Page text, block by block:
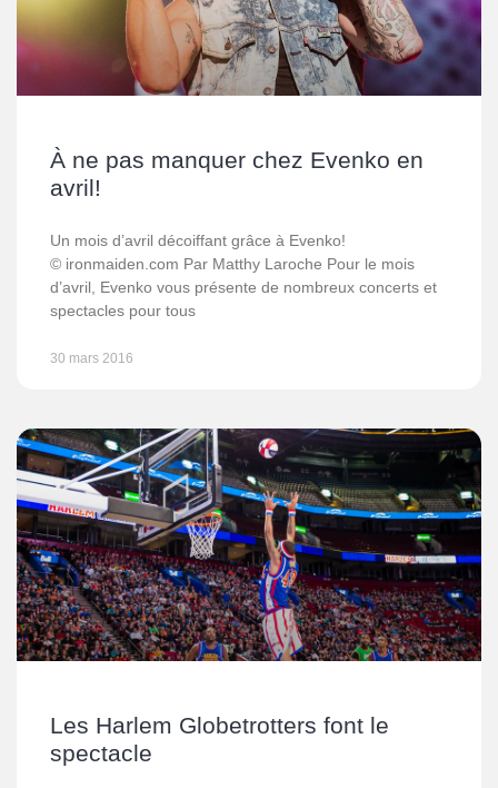
À ne pas manquer chez Evenko en
avril!
Un mois d’avril décoiffant grâce à Evenko!
© ironmaiden.com Par Matthy Laroche Pour le mois
d’avril, Evenko vous présente de nombreux concerts et
spectacles pour tous
30 mars 2016
Les Harlem Globetrotters font le
spectacle